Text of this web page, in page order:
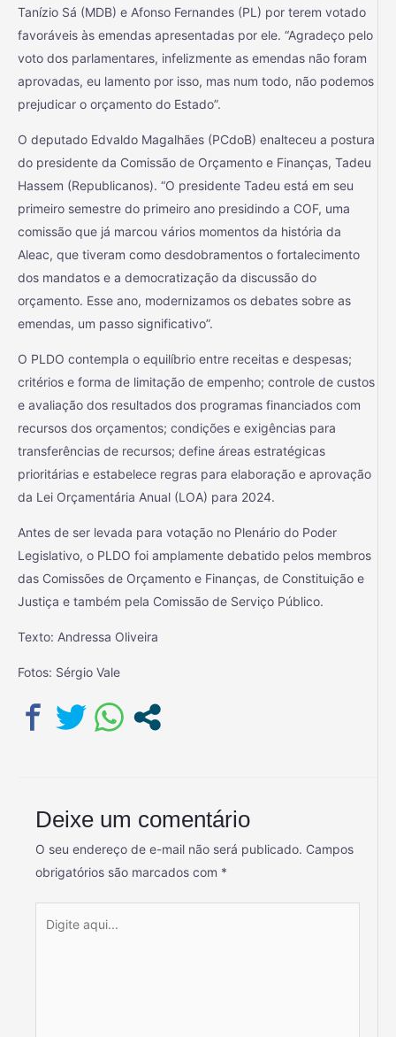
Tanízio Sá (MDB) e Afonso Fernandes (PL) por terem votado
favoráveis às emendas apresentadas por ele. “Agradeço pelo
voto dos parlamentares, infelizmente as emendas não foram
aprovadas, eu lamento por isso, mas num todo, não podemos
prejudicar o orçamento do Estado”.
O deputado Edvaldo Magalhães (PCdoB) enalteceu a postura
do presidente da Comissão de Orçamento e Finanças, Tadeu
Hassem (Republicanos). “O presidente Tadeu está em seu
primeiro semestre do primeiro ano presidindo a COF, uma
comissão que já marcou vários momentos da história da
Aleac, que tiveram como desdobramentos o fortalecimento
dos mandatos e a democratização da discussão do
orçamento. Esse ano, modernizamos os debates sobre as
emendas, um passo significativo”.
O PLDO contempla o equilíbrio entre receitas e despesas;
critérios e forma de limitação de empenho; controle de custos
e avaliação dos resultados dos programas financiados com
recursos dos orçamentos; condições e exigências para
transferências de recursos; define áreas estratégicas
prioritárias e estabelece regras para elaboração e aprovação
da Lei Orçamentária Anual (LOA) para 2024.
Antes de ser levada para votação no Plenário do Poder
Legislativo, o PLDO foi amplamente debatido pelos membros
das Comissões de Orçamento e Finanças, de Constituição e
Justiça e também pela Comissão de Serviço Público.
Texto: Andressa Oliveira
Fotos: Sérgio Vale
Deixe um comentário
O seu endereço de e-mail não será publicado. Campos
obrigatórios são marcados com *